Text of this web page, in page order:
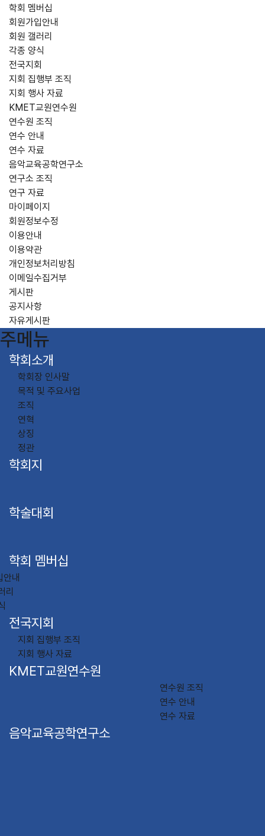
학회 멤버십
회원가입안내
회원 갤러리
각종 양식
전국지회
지회 집행부 조직
지회 행사 자료
KMET교원연수원
연수원 조직
연수 안내
연수 자료
음악교육공학연구소
연구소 조직
연구 자료
마이페이지
회원정보수정
이용안내
이용약관
개인정보처리방침
이메일수집거부
게시판
공지사항
자유게시판
주메뉴
학회소개
학회장 인사말
목적 및 주요사업
조직
연혁
상징
정관
학회지
학술대회
학회 멤버십
안내
리
전국지회
지회 집행부 조직
지회 행사 자료
KMET교원연수원
연수원 조직
연수 안내
연수 자료
음악교육공학연구소